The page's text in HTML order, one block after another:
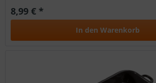
8,99 € *
In den Warenkorb